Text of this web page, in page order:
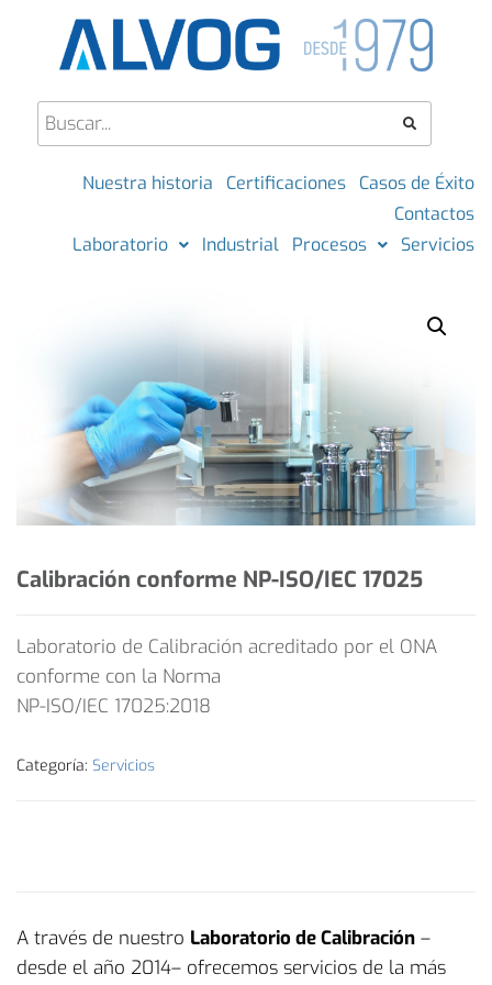
Nuestra historia Certificaciones
Casos de Éxito
Contactos
Laboratorio
Industrial Procesos Servicios
Calibración conforme NP-ISO/IEC 17025
Laboratorio de Calibración acreditado por el ONA
conforme con la Norma
NP-ISO/IEC 17025:2018
Categoría: Servicios
A través de nuestro Laboratorio de Calibración –
desde el año 2014– ofrecemos servicios de la más